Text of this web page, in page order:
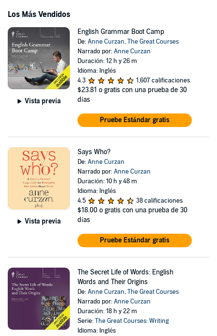
Los Más Vendidos
Vista previa
English Grammar Boot Camp
De:Anne Curzan,The Great Courses
Narrado por:Anne Curzan
Duración: 12 h y 26 m
Idioma: Inglés
4.3
1,607 calificaciones
$23.81 o gratis con una prueba de 30
días
Pruebe Estándar gratis
Vista previa
Says Who?
De:Anne Curzan
Narrado por:Anne Curzan
Duración: 10 h y 48 m
Idioma: Inglés
4.5
38 calificaciones
$18.00 o gratis con una prueba de 30
días
Pruebe Estándar gratis
The Secret Life of Words: English
Words and Their Origins
De:Anne Curzan,The Great Courses
Narrado por:Anne Curzan
Duración: 18 h y 22 m
Serie:The Great Courses: Writing
Idioma: Inglés